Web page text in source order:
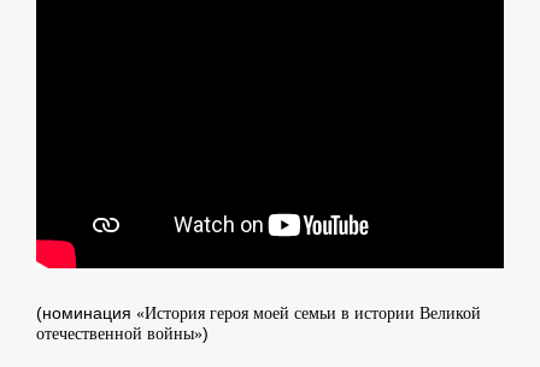
(номинация «История героя моей семьи в истории Великой
отечественной войны»)